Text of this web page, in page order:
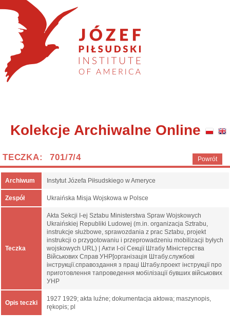
Kolekcje Archiwalne Online
Powrót
TECZKA: 701/7/4
Archiwum Instytut Józefa Piłsudskiego w Ameryce
Zespół Ukraińska Misja Wojskowa w Polsce
Teczka
Akta Sekcji I-ej Sztabu Ministerstwa Spraw Wojskowych
Ukraińskiej Republiki Ludowej (m.in. organizacja Sztrabu,
instrukcje służbowe, sprawozdania z prac Sztabu, projekt
instrukcji o przygotowaniu i przeprowadzeniu mobilizacji byłych
wojskowych URL) | Акти І-ої Секції Штабу Міністерства
Військових Справ УНР[організація Штабу.службові
інструкції.справоздання з праці Штабу.проект інструкції про
приготовлення тапроведення мобілізації бувших військових
УНР
Opis teczki
1927 1929; akta luźne; dokumentacja aktowa; maszynopis,
rękopis; pl